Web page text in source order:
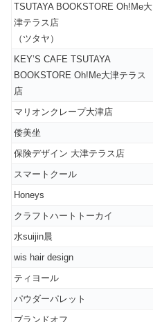
TSUTAYA BOOKSTORE Oh!Me大
津テラス店
（ツタヤ）
KEY’S CAFE TSUTAYA
BOOKSTORE Oh!Me大津テラス
店
マリオンクレープ大津店
倭美坐
保険デザイン 大津テラス店
スマートクール
Honeys
クラフトハートトーカイ
水suijin晨
wis hair design
ティヨール
パウダーパレット
ブランドオフ